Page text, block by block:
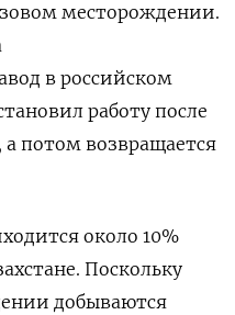
месторождении.
в российском
работу после
потом возвращается
около 10%
Поскольку
добываются